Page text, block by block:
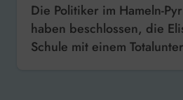
Die Politiker im Hameln-Pyrmonter Kreistag
haben beschlossen, die
Schule mit einem